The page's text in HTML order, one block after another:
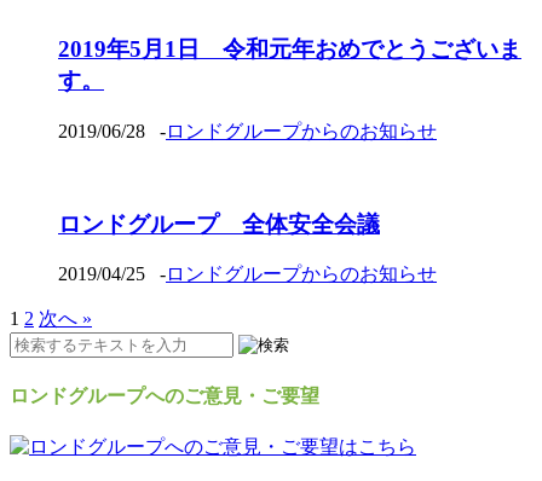
2019年5月1日 令和元年おめでとうございま
す。
2019/06/28 -ロンドグループからのお知らせ
ロンドグループ 全体安全会議
2019/04/25 -ロンドグループからのお知らせ
1 2 次へ »
ロンドグループへのご意見・ご要望